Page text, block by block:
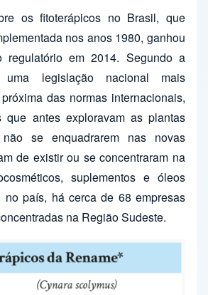
os fitoterápicos no Brasil, que
nos anos 1980, ganhou
regulatório em 2014. Segundo a
uma legislação nacional mais
das normas internacionais,
que antes exploravam as plantas
se enquadrarem nas novas
de existir ou se concentraram na
suplementos e óleos
no país, há cerca de 68 empresas
na Região Sudeste.